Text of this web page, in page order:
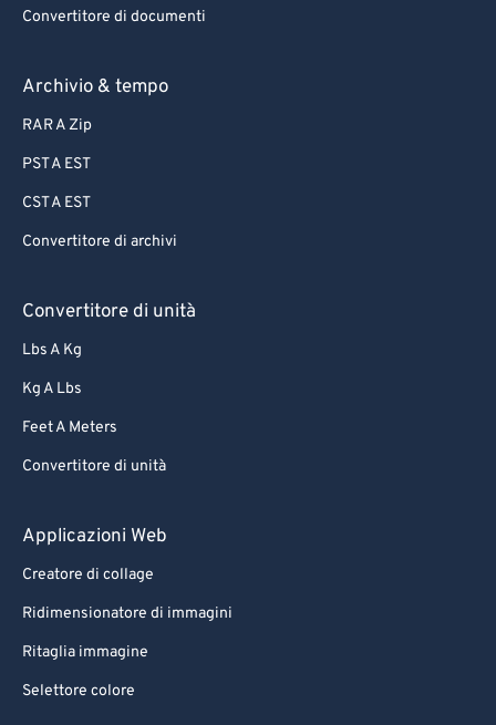
Convertitore di documenti
Archivio & tempo
RAR A Zip
PST A EST
CST A EST
Convertitore di archivi
Convertitore di unità
Lbs A Kg
Kg A Lbs
Feet A Meters
Convertitore di unità
Applicazioni Web
Creatore di collage
Ridimensionatore di immagini
Ritaglia immagine
Selettore colore